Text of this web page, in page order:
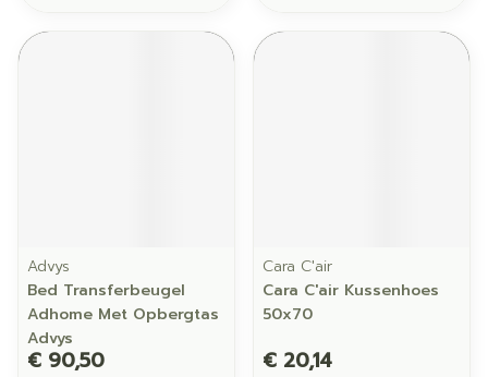
Advys
Bed Transferbeugel
Adhome Met Opbergtas
Advys
€ 90,50
Cara C'air
Cara C'air Kussenhoes
50x70
€ 20,14